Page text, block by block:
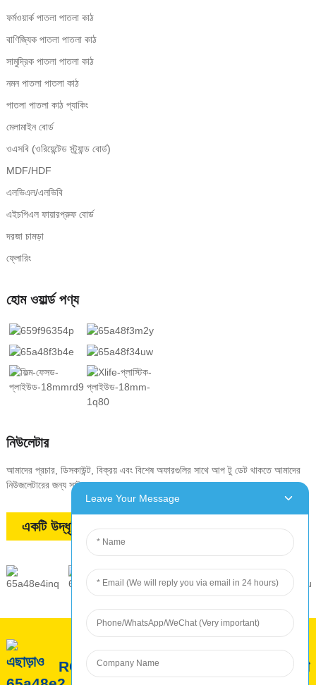
ফর্মওয়ার্ক পাতলা পাতলা কাঠ
বাণিজ্যিক পাতলা পাতলা কাঠ
সামুদ্রিক পাতলা পাতলা কাঠ
নমন পাতলা পাতলা কাঠ
পাতলা পাতলা কাঠ প্যাকিং
মেলামাইন বোর্ড
ওএসবি (ওরিয়েন্টেড স্ট্র্যান্ড বোর্ড)
MDF/HDF
এলভিএল/এলভিবি
এইচপিএল ফায়ারপ্রুফ বোর্ড
দরজা চামড়া
ফ্লোরিং
হোম ওয়ার্ল্ড পণ্য
নিউলেটার
আমাদের প্রচার, ডিসকাউন্ট, বিক্রয় এবং বিশেষ অফারগুলির সাথে আপ টু ডেট থাকতে আমাদের
নিউজলেটারের জন্য সাইন আপ করুন
একটি উদ্ধৃতি অনুরোধ
ROC সম্পর্কে ROC পরিষেবা
Leave Your Message